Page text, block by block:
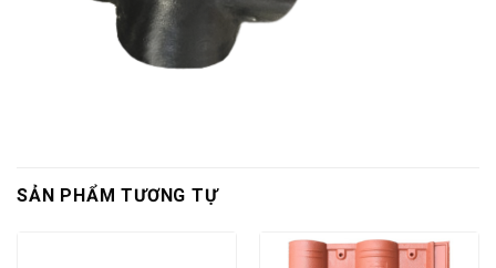
SẢN PHẨM TƯƠNG TỰ